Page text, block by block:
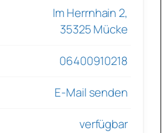
Im Herrnhain 2,
35325 Mücke
06400910218
E-Mail senden
verfügbar